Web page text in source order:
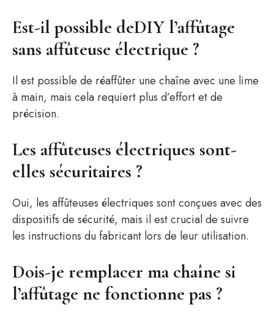
Est-il possible deDIY l’affûtage
sans affûteuse électrique ?
Il est possible de réaffûter une chaîne avec une lime
à main, mais cela requiert plus d’effort et de
précision.
Les affûteuses électriques sont-
elles sécuritaires ?
Oui, les affûteuses électriques sont conçues avec des
dispositifs de sécurité, mais il est crucial de suivre
les instructions du fabricant lors de leur utilisation.
Dois-je remplacer ma chaîne si
l’affûtage ne fonctionne pas ?